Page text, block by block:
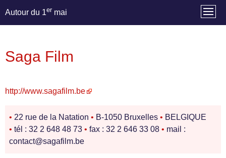
Autour du 1er mai
Saga Film
http://www.sagafilm.be
• 22 rue de la Natation • B-1050 Bruxelles • BELGIQUE
• tél : 32 2 648 48 73 • fax : 32 2 646 33 08 • mail :
contact@sagafilm.be